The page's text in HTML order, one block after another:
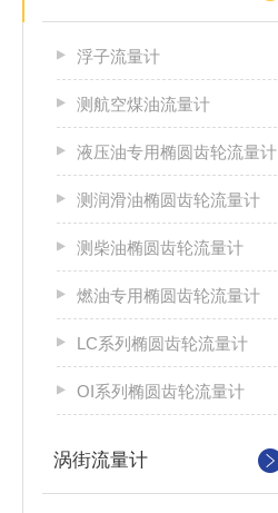
浮子流量计
测航空煤油流量计
液压油专用椭圆齿轮流量计
测润滑油椭圆齿轮流量计
测柴油椭圆齿轮流量计
燃油专用椭圆齿轮流量计
LC系列椭圆齿轮流量计
OI系列椭圆齿轮流量计
涡街流量计